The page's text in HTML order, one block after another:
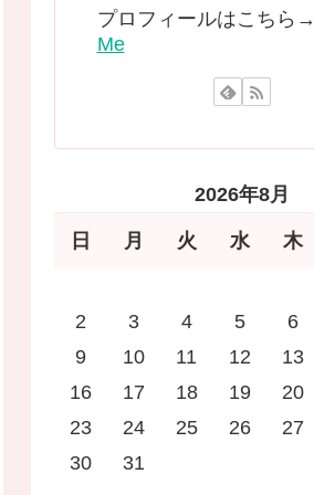
プロフィールはこちら→
Me
2026年8月
日 月 火 水 木
2
3 4 5 6
9
10 11 12 13
16
17 18 19 20
23
24 25 26 27
30
31